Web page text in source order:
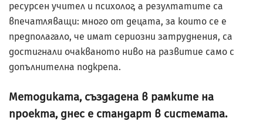
ресурсен учител и психолог, а резултатите са
впечатляващи: много от децата, за които се е
предполагало, че имат сериозни затруднения, са
достигнали очакваното ниво на развитие само с
допълнителна подкрепа.
Методиката, създадена в рамките на
проекта, днес е стандарт в системата.